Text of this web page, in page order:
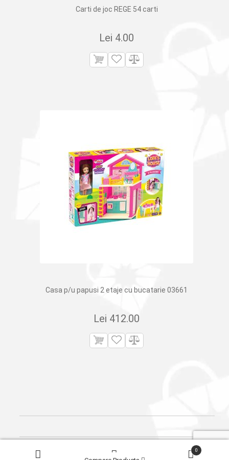
Carti de joc REGE 54 carti
Lei 4.00
Casa p/u papusi 2 etaje cu bucatarie 03661
Lei 412.00
© 2026Сleber. Created by
0